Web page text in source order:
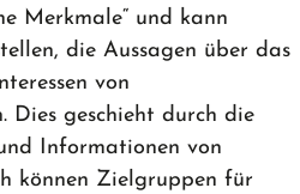
Merkmale“ und kann
die Aussagen über das
von
Dies geschieht durch die
Informationen von
können Zielgruppen für